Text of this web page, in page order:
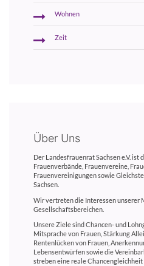
Wohnen
Zeit
Über Uns
Der Landesfrauenrat Sachsen e.V. ist
Frauenverbände, Frauenvereine,
Frauenvereinigungen sowie
Sachsen.
Wir vertreten die Interessen unserer
Gesellschaftsbereichen.
Unsere Ziele sind Chancen- und
Mitsprache von Frauen, Stärkung
Rentenlücken von Frauen,
Lebensentwürfen sowie die
streben eine reale